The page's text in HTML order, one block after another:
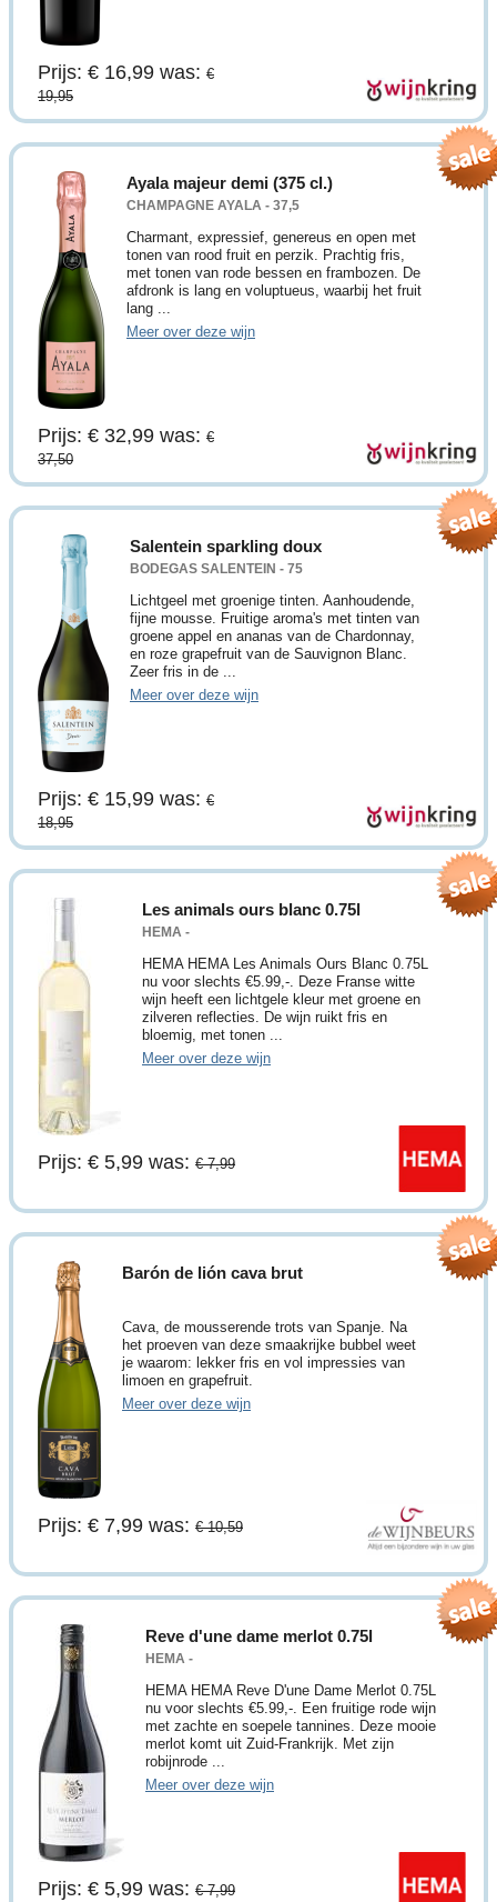
Prijs: € 16,99 was: €
19,95
Ayala majeur demi (375 cl.)
CHAMPAGNE AYALA - 37,5
Charmant, expressief, genereus en open met
tonen van rood fruit en perzik. Prachtig fris,
met tonen van rode bessen en frambozen. De
afdronk is lang en voluptueus, waarbij het fruit
lang ...
Meer over deze wijn
Prijs: € 32,99 was: €
37,50
Salentein sparkling doux
BODEGAS SALENTEIN - 75
Lichtgeel met groenige tinten. Aanhoudende,
fijne mousse. Fruitige aroma's met tinten van
groene appel en ananas van de Chardonnay,
en roze grapefruit van de Sauvignon Blanc.
Zeer fris in de ...
Meer over deze wijn
Prijs: € 15,99 was: €
18,95
Les animals ours blanc 0.75l
HEMA -
HEMA HEMA Les Animals Ours Blanc 0.75L
nu voor slechts €5.99,-. Deze Franse witte
wijn heeft een lichtgele kleur met groene en
zilveren reflecties. De wijn ruikt fris en
bloemig, met tonen ...
Meer over deze wijn
Prijs: € 5,99 was: € 7,99
Barón de lión cava brut
Cava, de mousserende trots van Spanje. Na
het proeven van deze smaakrijke bubbel weet
je waarom: lekker fris en vol impressies van
limoen en grapefruit.
Meer over deze wijn
Prijs: € 7,99 was: € 10,59
Reve d'une dame merlot 0.75l
HEMA -
HEMA HEMA Reve D'une Dame Merlot 0.75L
nu voor slechts €5.99,-. Een fruitige rode wijn
met zachte en soepele tannines. Deze mooie
merlot komt uit Zuid-Frankrijk. Met zijn
robijnrode ...
Meer over deze wijn
Prijs: € 5,99 was: € 7,99